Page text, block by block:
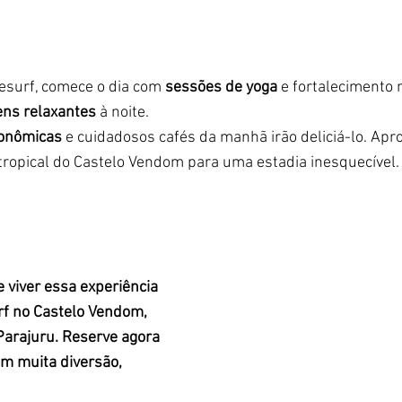
comece o dia com sessões de yoga e fortalecimento
relaxantes à noite.
e cuidadosos cafés da manhã irão deliciá-lo.
do Castelo Vendom para uma estadia inesquecível.
viver essa experiência
no Castelo Vendom,
Reserve agora
muita diversão,